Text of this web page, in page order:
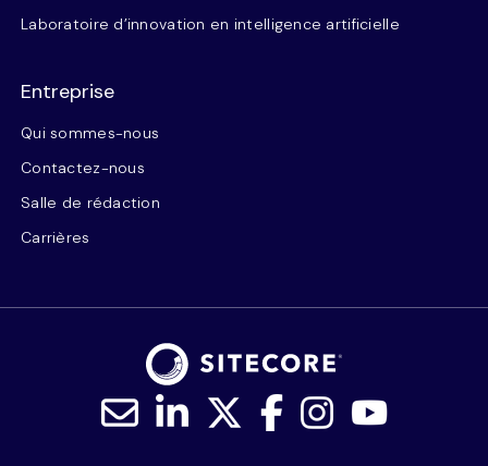
Laboratoire d’innovation en intelligence artificielle
Entreprise
Qui sommes-nous
Contactez-nous
Salle de rédaction
Carrières